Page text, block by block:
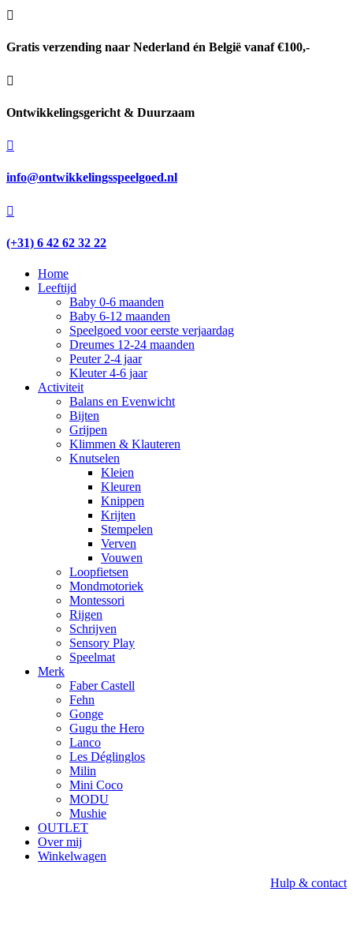

Gratis verzending naar Nederland én België vanaf €100,-

Ontwikkelingsgericht & Duurzaam

info@ontwikkelingsspeelgoed.nl

(+31) 6 42 62 32 22
Home
Leeftijd
Baby 0-6 maanden
Baby 6-12 maanden
Speelgoed voor eerste verjaardag
Dreumes 12-24 maanden
Peuter 2-4 jaar
Kleuter 4-6 jaar
Activiteit
Balans en Evenwicht
Bijten
Grijpen
Klimmen & Klauteren
Knutselen
Kleien
Kleuren
Knippen
Krijten
Stempelen
Verven
Vouwen
Loopfietsen
Mondmotoriek
Montessori
Rijgen
Schrijven
Sensory Play
Speelmat
Merk
Faber Castell
Fehn
Gonge
Gugu the Hero
Lanco
Les Déglinglos
Milin
Mini Coco
MODU
Mushie
OUTLET
Over mij
Winkelwagen
Hulp & contact